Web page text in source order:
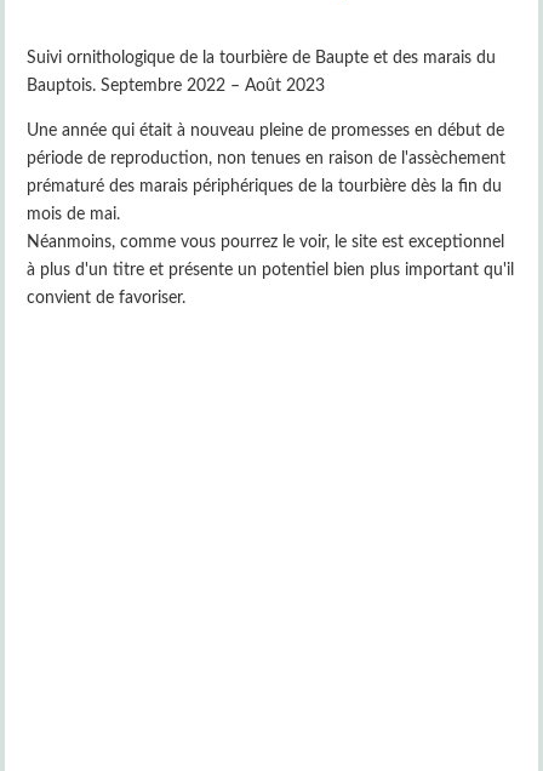
Suivi ornithologique de la tourbière de Baupte et des marais du
Bauptois. Septembre 2022 – Août 2023
Une année qui était à nouveau pleine de promesses en début de
période de reproduction, non tenues en raison de l'assèchement
prématuré des marais périphériques de la tourbière dès la fin du
mois de mai.
Néanmoins, comme vous pourrez le voir, le site est exceptionnel
à plus d'un titre et présente un potentiel bien plus important qu'il
convient de favoriser.